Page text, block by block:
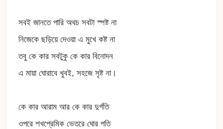
সবই জানতে পারি অথচ সবটা স্পষ্ট না
নিজেকে ছড়িয়ে দেওয়া এ মুখে কষ্ট না
তবু কে কার সবটুকু কে কার বিনোদন
এ মায়া ঘোরাবে খুবই, সহজে সৃষ্ট না।
কে কার আরাম আর কে কার দুর্গতি
ওপরে শখপ্রেমিক ভেতরে ঘোর পতি